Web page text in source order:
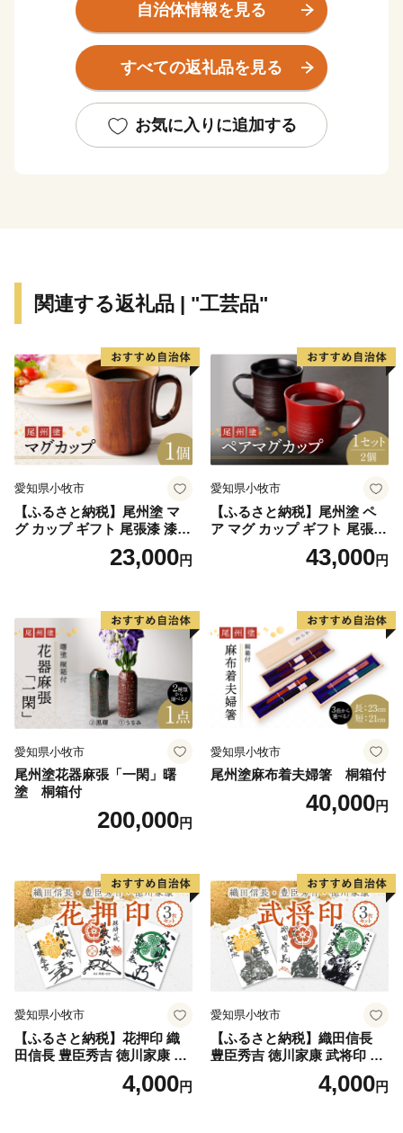
また、徳川御三家、徳川吉宗の居城・和歌山城や、平成
29年度日本遺産「絶景の宝庫 和歌の浦」が認定される
自治体情報を見る
すべての返礼品を見る
お気に入りに追加する
関連する返礼品 | "工芸品"
愛知県小牧市
【ふるさと納税】尾州塗 マ
グ カップ ギフト 尾張漆 漆
漆器 漆器工芸 工芸品 芸術性
実用性 抗菌性 美味しく安全
ウイルス効果 お取り寄せ 愛
知県 小牧市 送料無料
23,000円
愛知県小牧市
【ふるさと納税】尾州塗 ペ
ア マグ カップ ギフト 尾張漆
漆 漆器 漆器工芸 工芸品 芸術
性 実用性 抗菌性 美味しく安
抗ウイルス効果 お取り寄せ
愛知県 小牧市 送料無料
43,000円
愛知県小牧市
尾州塗花器麻張「一閑」曙
塗 桐箱付
200,000円
愛知県小牧市
尾州塗麻布着夫婦箸 桐箱付
40,000円
愛知県小牧市
【ふるさと納税】花押印 織
田信長 豊臣秀吉 徳川家康 3
枚 セット 戦国 武将 小牧山城
墨絵 龍画師 書道アーティス
4,000円
愛知県小牧市
【ふるさと納税】織田信長
豊臣秀吉 徳川家康 武将印 3
枚 セット イラスト 戦国 武将
小牧山城 墨絵 龍画師 書道ア
4,000円